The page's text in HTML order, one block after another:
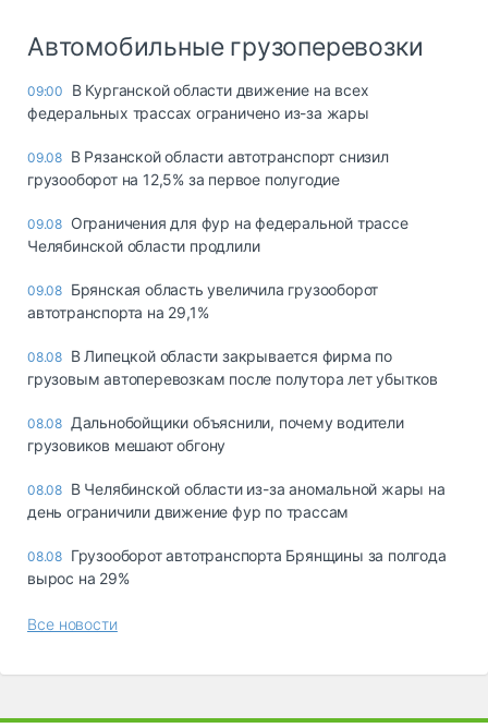
Автомобильные грузоперевозки
09:00
В Курганской области движение на всех
федеральных трассах ограничено из-за жары
09.08 В Рязанской области автотранспорт снизил
грузооборот на 12,5% за первое полугодие
09.08 Ограничения для фур на федеральной трассе
Челябинской области продлили
09.08 Брянская область увеличила грузооборот
автотранспорта на 29,1%
08.08 В Липецкой области закрывается фирма по
грузовым автоперевозкам после полутора лет убытков
08.08 Дальнобойщики объяснили, почему водители
грузовиков мешают обгону
08.08 В Челябинской области из-за аномальной жары на
день ограничили движение фур по трассам
08.08 Грузооборот автотранспорта Брянщины за полгода
вырос на 29%
Все новости